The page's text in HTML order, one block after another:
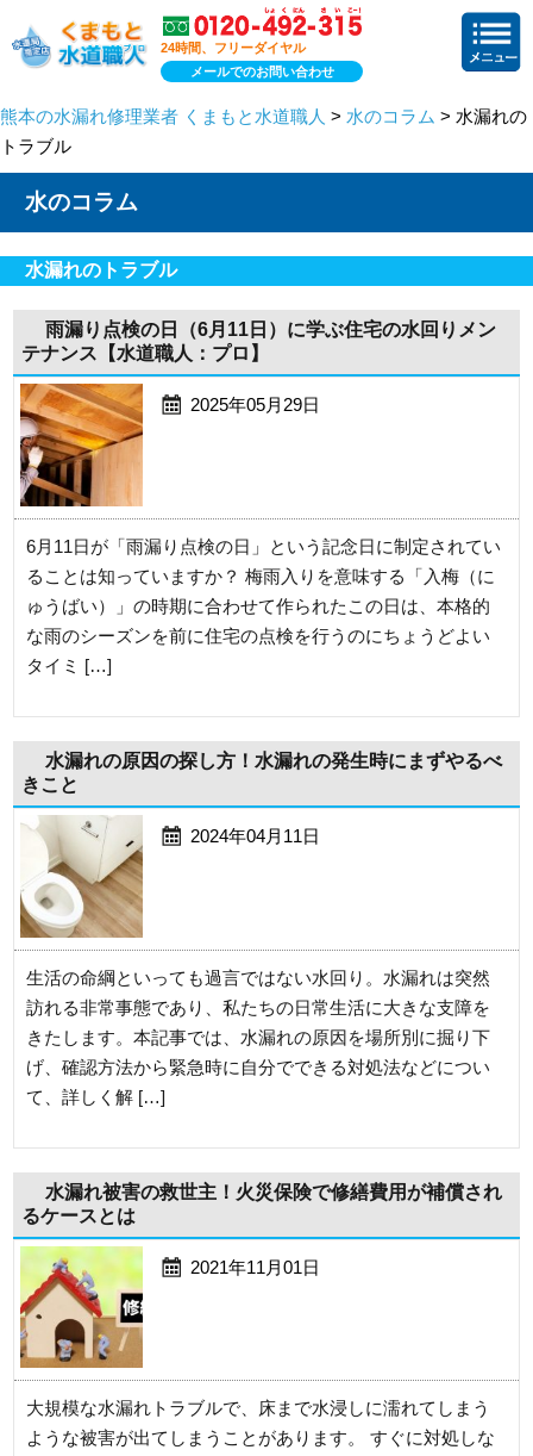
24時間、フリーダイヤル
メールでのお問い合わせ
熊本の水漏れ修理業者 くまもと水道職人 > 水のコラム > 水漏れの
トラブル
水のコラム
水漏れのトラブル
雨漏り点検の日（6月11日）に学ぶ住宅の水回りメン
テナンス【水道職人：プロ】
2025年05月29日
6月11日が「雨漏り点検の日」という記念日に制定されてい
ることは知っていますか？ 梅雨入りを意味する「入梅（に
ゅうばい）」の時期に合わせて作られたこの日は、本格的
な雨のシーズンを前に住宅の点検を行うのにちょうどよい
タイミ […]
水漏れの原因の探し方！水漏れの発生時にまずやるべ
きこと
2024年04月11日
生活の命綱といっても過言ではない水回り。水漏れは突然
訪れる非常事態であり、私たちの日常生活に大きな支障を
きたします。本記事では、水漏れの原因を場所別に掘り下
げ、確認方法から緊急時に自分でできる対処法などについ
て、詳しく解 […]
水漏れ被害の救世主！火災保険で修繕費用が補償され
るケースとは
2021年11月01日
大規模な水漏れトラブルで、床まで水浸しに濡れてしまう
ような被害が出てしまうことがあります。 すぐに対処しな